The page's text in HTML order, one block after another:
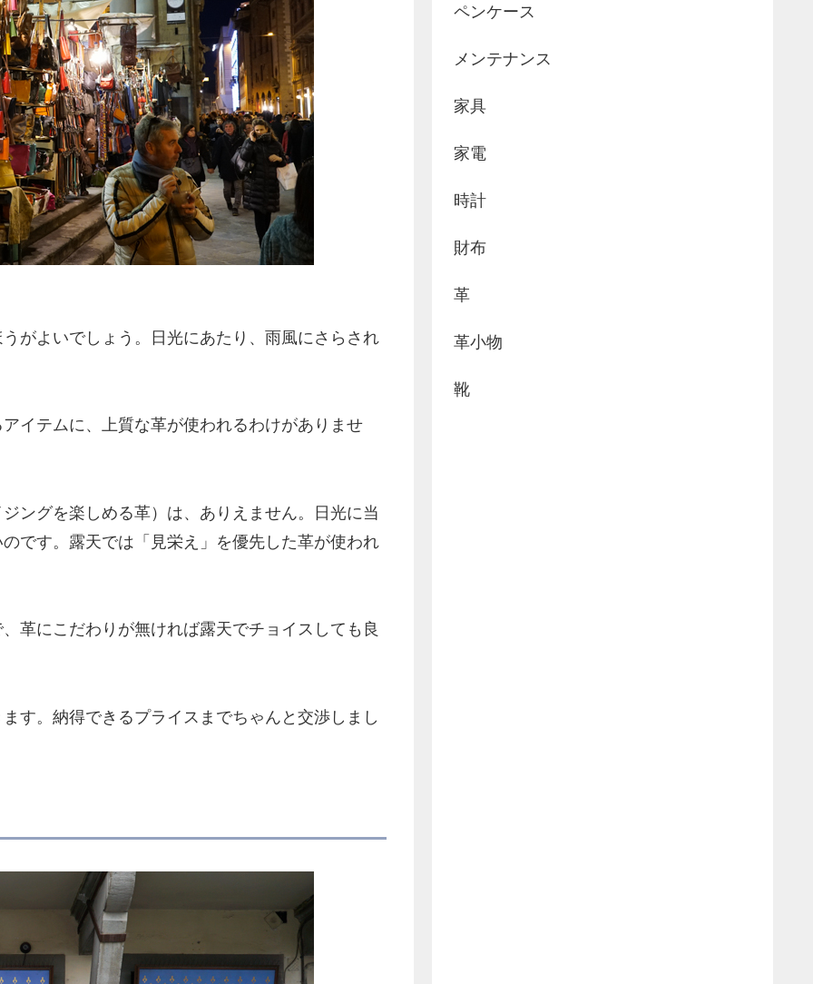
がよいでしょう。日光にあたり、雨風にさらされ
イテムに、上質な革が使われるわけがありませ
ングを楽しめる革）は、ありえません。日光に当
です。露天では「見栄え」を優先した革が使われ
革にこだわりが無ければ露天でチョイスしても良
す。納得できるプライスまでちゃんと交渉しまし
ペンケース
メンテナンス
家具
家電
時計
財布
革
革小物
靴